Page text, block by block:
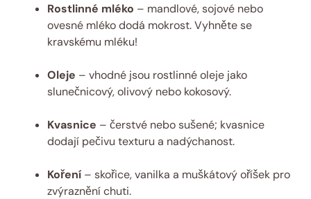
Rostlinné mléko – mandlové, sojové nebo
ovesné mléko dodá mokrost. Vyhněte se
‍kravskému mléku!
Oleje ⁤– vhodné jsou rostlinné oleje⁣ jako
slunečnicový, olivový nebo kokosový.
Kvasnice – čerstvé nebo sušené; ​kvasnice
dodají pečivu texturu a nadýchanost.
Koření – ​skořice, vanilka a muškátový ⁤oříšek pro
zvýraznění chuti.